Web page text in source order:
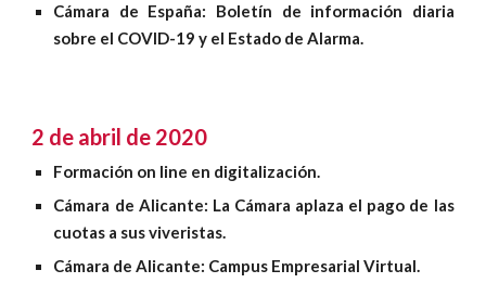
Cámara de España: Boletín de información diaria
sobre el COVID-19 y el Estado de Alarma.
2 de abril de 2020
Formación on line en digitalización.
Cámara de Alicante: La Cámara aplaza el pago de las
cuotas a sus viveristas.
Cámara de Alicante: Campus Empresarial Virtual.